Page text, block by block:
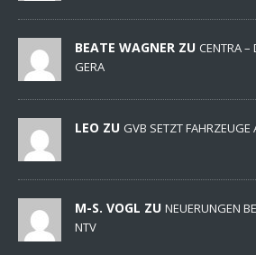
BEATE WAGNER ZU CENTRA –
GERA
LEO ZU GVB SETZT
M-S. VOGL ZU NEUERUNGEN
NTV